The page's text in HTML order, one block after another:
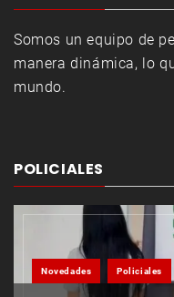
Somos un equipo de
manera dinámica, lo
mundo.
POLICIALES
Novedades Policiales